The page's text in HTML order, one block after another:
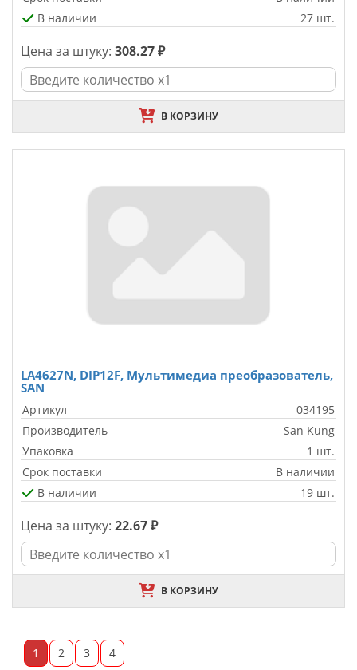
В наличии
27 шт.
Цена за штуку: 308.27 ₽
В КОРЗИНУ
LA4627N, DIP12F, Мультимедиа преобразователь,
SAN
Артикул
034195
Производитель
San Kung
Упаковка
1 шт.
Срок поставки
В наличии
В наличии
19 шт.
Цена за штуку: 22.67 ₽
В КОРЗИНУ
1 2 3 4